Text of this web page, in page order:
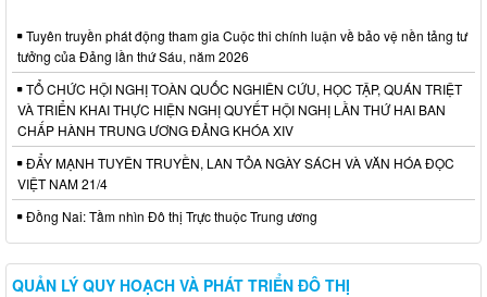
Tuyên truyền phát động tham gia Cuộc thi chính luận về bảo vệ nền tảng tư
tưởng của Đảng lần thứ Sáu, năm 2026
TỔ CHỨC HỘI NGHỊ TOÀN QUỐC NGHIÊN CỨU, HỌC TẬP, QUÁN TRIỆT
VÀ TRIỂN KHAI THỰC HIỆN NGHỊ QUYẾT HỘI NGHỊ LẦN THỨ HAI BAN
CHẤP HÀNH TRUNG ƯƠNG ĐẢNG KHÓA XIV
ĐẨY MẠNH TUYÊN TRUYỀN, LAN TỎA NGÀY SÁCH VÀ VĂN HÓA ĐỌC
VIỆT NAM 21/4
Đồng Nai: Tầm nhìn Đô thị Trực thuộc Trung ương
QUẢN LÝ QUY HOẠCH VÀ PHÁT TRIỂN ĐÔ THỊ